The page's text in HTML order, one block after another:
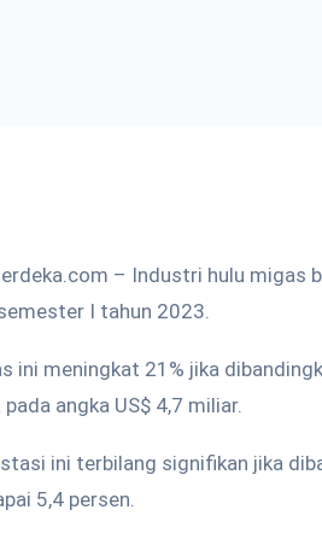
– Industri hulu migas
I tahun 2023.
ini meningkat 21% jika
angka US$ 4,7 miliar.
ini terbilang signifikan jika
5,4 persen.